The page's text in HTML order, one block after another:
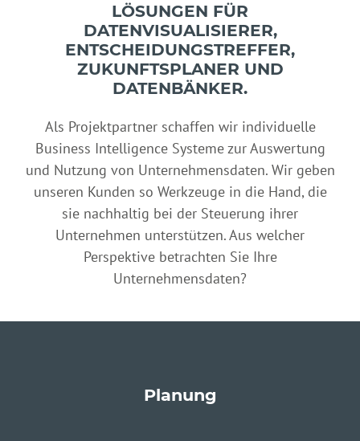
LÖSUNGEN FÜR
DATENVISUALISIERER,
ENTSCHEIDUNGSTREFFER,
ZUKUNFTSPLANER UND
DATENBÄNKER.
Als Projektpartner schaffen wir individuelle
Business Intelligence Systeme zur Auswertung
und Nutzung von Unternehmensdaten. Wir geben
unseren Kunden so Werkzeuge in die Hand, die
sie nachhaltig bei der Steuerung ihrer
Unternehmen unterstützen. Aus welcher
Perspektive betrachten Sie Ihre
Unternehmensdaten?
Planung